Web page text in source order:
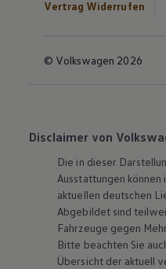
Vertrag Widerrufen
© Volkswagen 2026
Disclaimer von
Die in dieser
Ausstattungen können
aktuellen deutschen
Abgebildet sind
Fahrzeuge gegen
Bitte beachten Sie
Übersicht der aktuell